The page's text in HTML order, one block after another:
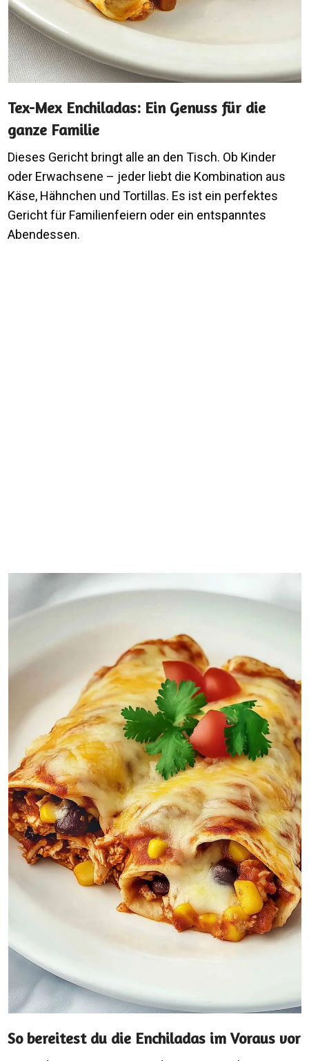
Tex-Mex Enchiladas: Ein Genuss für die
ganze Familie
Dieses Gericht bringt alle an den Tisch. Ob Kinder
oder Erwachsene – jeder liebt die Kombination aus
Käse, Hähnchen und Tortillas. Es ist ein perfektes
Gericht für Familienfeiern oder ein entspanntes
Abendessen.
So bereitest du die Enchiladas im Voraus vor